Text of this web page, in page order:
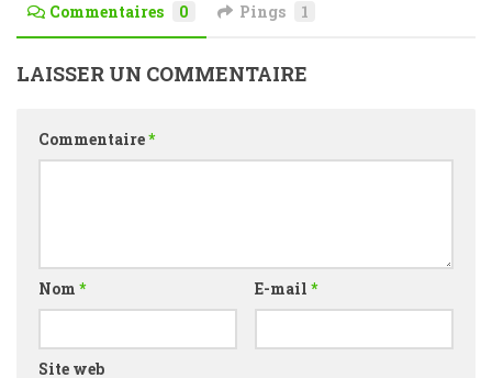
Commentaires 0 Pings 1
LAISSER UN COMMENTAIRE
Commentaire*
Nom * E-mail *
Site web